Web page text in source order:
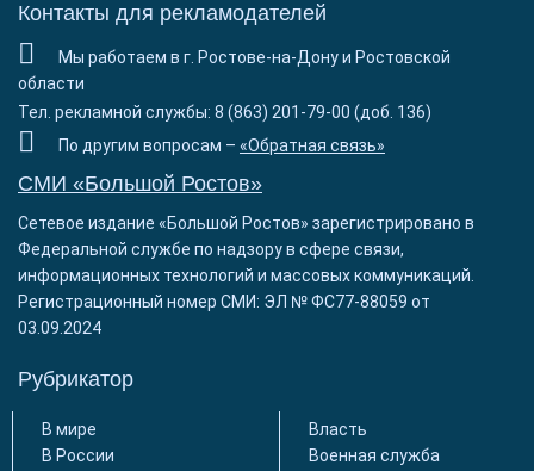
Контакты для рекламодателей
Мы работаем в г. Ростове-на-Дону и Ростовской
области
Тел. рекламной службы: 8 (863) 201-79-00 (доб. 136)
По другим вопросам – «Обратная связь»
СМИ «Большой Ростов»
Сетевое издание «Большой Ростов» зарегистрировано в
Федеральной службе по надзору в сфере связи,
информационных технологий и массовых коммуникаций.
Регистрационный номер СМИ: ЭЛ № ФС77-88059 от
03.09.2024
Рубрикатор
В мире
В России
Власть
Военная служба